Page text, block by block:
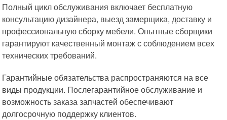
Полный цикл обслуживания включает бесплатную
консультацию дизайнера, выезд замерщика, доставку и
профессиональную сборку мебели. Опытные сборщики
гарантируют качественный монтаж с соблюдением всех
технических требований.
Гарантийные обязательства распространяются на все
виды продукции. Послегарантийное обслуживание и
возможность заказа запчастей обеспечивают
долгосрочную поддержку клиентов.